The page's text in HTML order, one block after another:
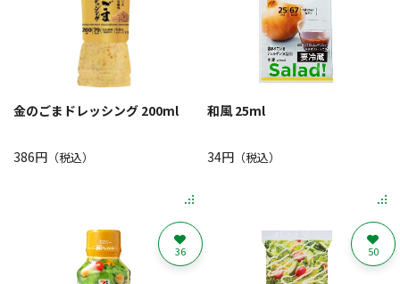
金のごまドレッシング 200ml
386円 （税込）
和風 25ml
34円（税込）
36 50